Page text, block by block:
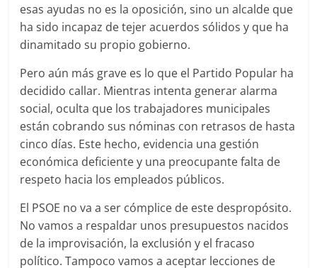
esas ayudas no es la oposición, sino un alcalde que
ha sido incapaz de tejer acuerdos sólidos y que ha
dinamitado su propio gobierno.
Pero aún más grave es lo que el Partido Popular ha
decidido callar. Mientras intenta generar alarma
social, oculta que los trabajadores municipales
están cobrando sus nóminas con retrasos de hasta
cinco días. Este hecho, evidencia una gestión
económica deficiente y una preocupante falta de
respeto hacia los empleados públicos.
El PSOE no va a ser cómplice de este despropósito.
No vamos a respaldar unos presupuestos nacidos
de la improvisación, la exclusión y el fracaso
político. Tampoco vamos a aceptar lecciones de